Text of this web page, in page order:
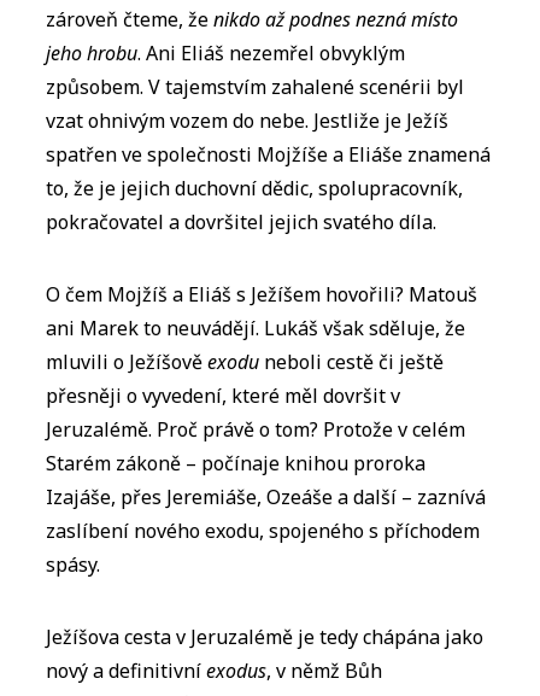
zároveň čteme, ženikdo až podnes nezná místo
jeho hrobu. Ani Eliáš nezemřel obvyklým
způsobem. V tajemstvím zahalené scenérii byl
vzat ohnivým vozem do nebe. Jestliže je Ježíš
spatřen ve společnosti Mojžíše a Eliáše znamená
to, že je jejich duchovní dědic, spolupracovník,
pokračovatel a dovršitel jejich svatého díla.
O čem Mojžíš a Eliáš s Ježíšem hovořili? Matouš
ani Marek to neuvádějí. Lukáš však sděluje, že
mluvili o Ježíšověexodu neboli cestě či ještě
přesněji o vyvedení, které měl dovršit v
Jeruzalémě. Proč právě o tom? Protože v celém
Starém zákoně – počínaje knihou proroka
Izajáše, přes Jeremiáše, Ozeáše a další – zaznívá
zaslíbení nového exodu, spojeného s příchodem
spásy.
Ježíšova cesta v Jeruzalémě je tedy chápána jako
nový a definitivníexodus, v němž Bůh